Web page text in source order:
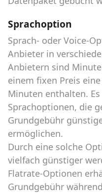
Sprachoption
Sprach- oder Voice-
Anbieter in
Anbietern sind
einem fixen Preis
Minuten enthalten.
Sprachoptionen, die
Grundgebühr
ermöglichen.
Durch eine solche
vielfach günstiger
Flatrate-Optionen
Grundgebühr